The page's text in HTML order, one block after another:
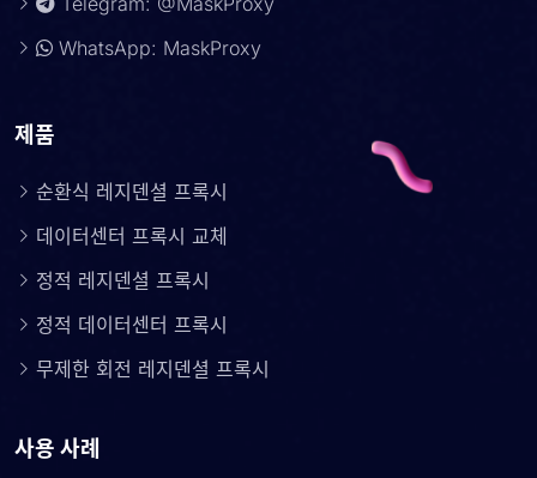
WhatsApp: MaskProxy
제품
순환식 레지덴셜 프록시
데이터센터 프록시 교체
정적 레지덴셜 프록시
정적 데이터센터 프록시
무제한 회전 레지덴셜 프록시
사용 사례